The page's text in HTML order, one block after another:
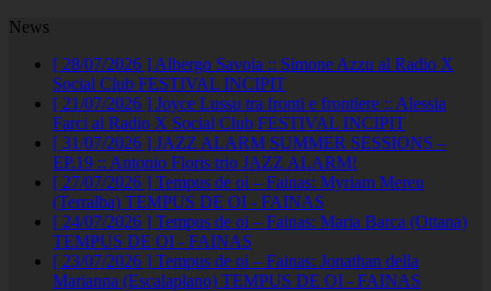
News
[ 28/07/2026 ] Albergo Savoia :: Simone Azzu al Radio X
Social Club FESTIVAL INCIPIT
[ 21/07/2026 ] Joyce Lussu tra fronti e frontiere :: Alessia
Farci al Radio X Social Club FESTIVAL INCIPIT
[ 31/07/2026 ] JAZZ ALARM SUMMER SESSIONS –
EP.19 :: Antonio Floris trio JAZZ ALARM!
[ 27/07/2026 ] Tempus de oi – Fainas: Myriam Mereu
(Terralba) TEMPUS DE OI - FAINAS
[ 24/07/2026 ] Tempus de oi – Fainas: Maria Barca (Ottana)
TEMPUS DE OI - FAINAS
[ 23/07/2026 ] Tempus de oi – Fainas: Jonathan della
Marianna (Escalaplano) TEMPUS DE OI - FAINAS